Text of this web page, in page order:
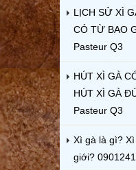
LỊCH SỬ XÌ
CÓ TỪ BAO
Pasteur Q3
HÚT XÌ GÀ
HÚT XÌ GÀ
Pasteur Q3
Xì gà là gì?
giới?